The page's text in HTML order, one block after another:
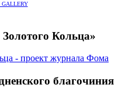
Кольца»
благочиния